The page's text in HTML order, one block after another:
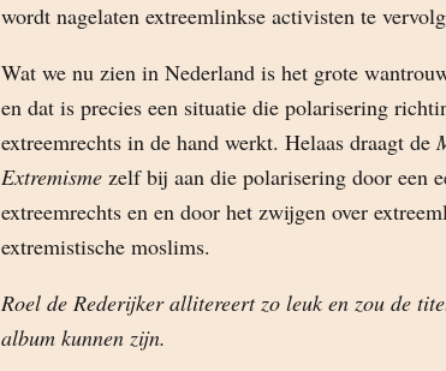
wordt nagelaten extreemlinkse activisten te
Wat we nu zien in Nederland is het grote
en dat is precies een situatie die polarisering
extreemrechts in de hand werkt. Helaas draagt de
Extremisme zelf bij aan die polarisering door een
extreemrechts en en door het zwijgen over
extremistische moslims.
Roel de Rederijker allitereert zo leuk en zou de
album kunnen zijn.